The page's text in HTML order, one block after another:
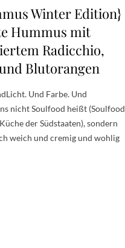
Winter Edition}
Hummus mit
Radicchio,
Blutorangen
Und Farbe. Und
nicht Soulfood heißt (Soulfood
der Südstaaten), sondern
weich und cremig und wohlig